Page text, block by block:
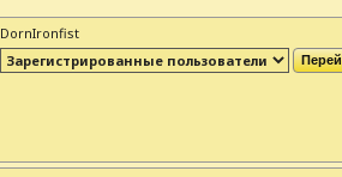
DornIronfist